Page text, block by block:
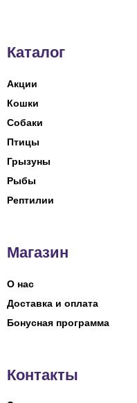
Каталог
Акции
Кошки
Собаки
Птицы
Грызуны
Рыбы
Рептилии
Магазин
О нас
Доставка и оплата
Бонусная программа
Контакты